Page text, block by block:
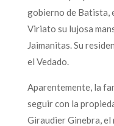
gobierno de Batista,
Viriato su lujosa
Jaimanitas. Su
el Vedado.
Aparentemente, la
seguir con la
Giraudier Ginebra, el